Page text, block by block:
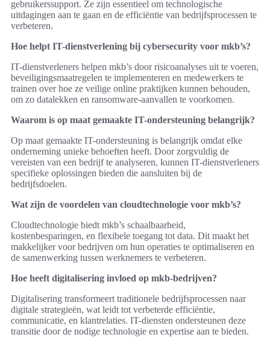
gebruikerssupport. Ze zijn essentieel om technologische
uitdagingen aan te gaan en de efficiëntie van bedrijfsprocessen te
verbeteren.
Hoe helpt IT-dienstverlening bij cybersecurity voor mkb’s?
IT-dienstverleners helpen mkb’s door risicoanalyses uit te voeren,
beveiligingsmaatregelen te implementeren en medewerkers te
trainen over hoe ze veilige online praktijken kunnen behouden,
om zo datalekken en ransomware-aanvallen te voorkomen.
Waarom is op maat gemaakte IT-ondersteuning belangrijk?
Op maat gemaakte IT-ondersteuning is belangrijk omdat elke
onderneming unieke behoeften heeft. Door zorgvuldig de
vereisten van een bedrijf te analyseren, kunnen IT-dienstverleners
specifieke oplossingen bieden die aansluiten bij de
bedrijfsdoelen.
Wat zijn de voordelen van cloudtechnologie voor mkb’s?
Cloudtechnologie biedt mkb’s schaalbaarheid,
kostenbesparingen, en flexibele toegang tot data. Dit maakt het
makkelijker voor bedrijven om hun operaties te optimaliseren en
de samenwerking tussen werknemers te verbeteren.
Hoe heeft digitalisering invloed op mkb-bedrijven?
Digitalisering transformeert traditionele bedrijfsprocessen naar
digitale strategieën, wat leidt tot verbeterde efficiëntie,
communicatie, en klantrelaties. IT-diensten ondersteunen deze
transitie door de nodige technologie en expertise aan te bieden.